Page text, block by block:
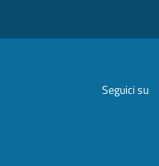
Seguici su